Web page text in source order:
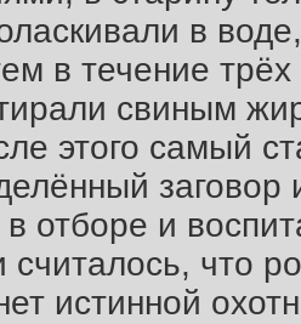
в
в течение
свиным
этого самый
отборе и
считалось, что
истинной